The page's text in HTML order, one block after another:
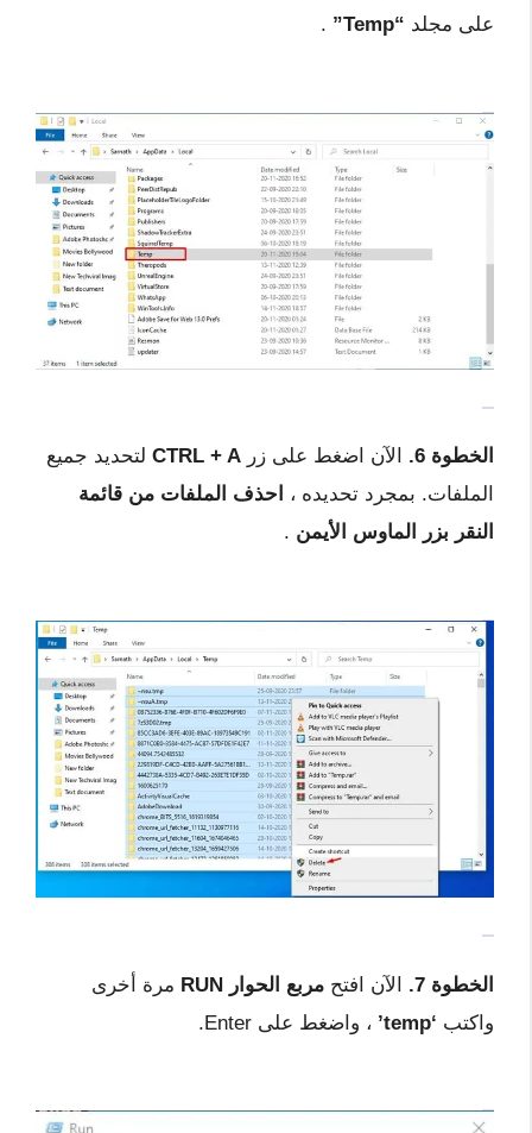
على مجلد “Temp”
.
الخطوة 6. الآن اضغط على زر CTRL + A لتحديد جميع
الملفات. بمجرد تحديده ،
احذف الملفات من قائمة
النقر بزر الماوس الأيمن .
الخطوة 7. الآن افتح مربع الحوار RUN
مرة أخرى
واكتب ‘temp’ ، واضغط على Enter.